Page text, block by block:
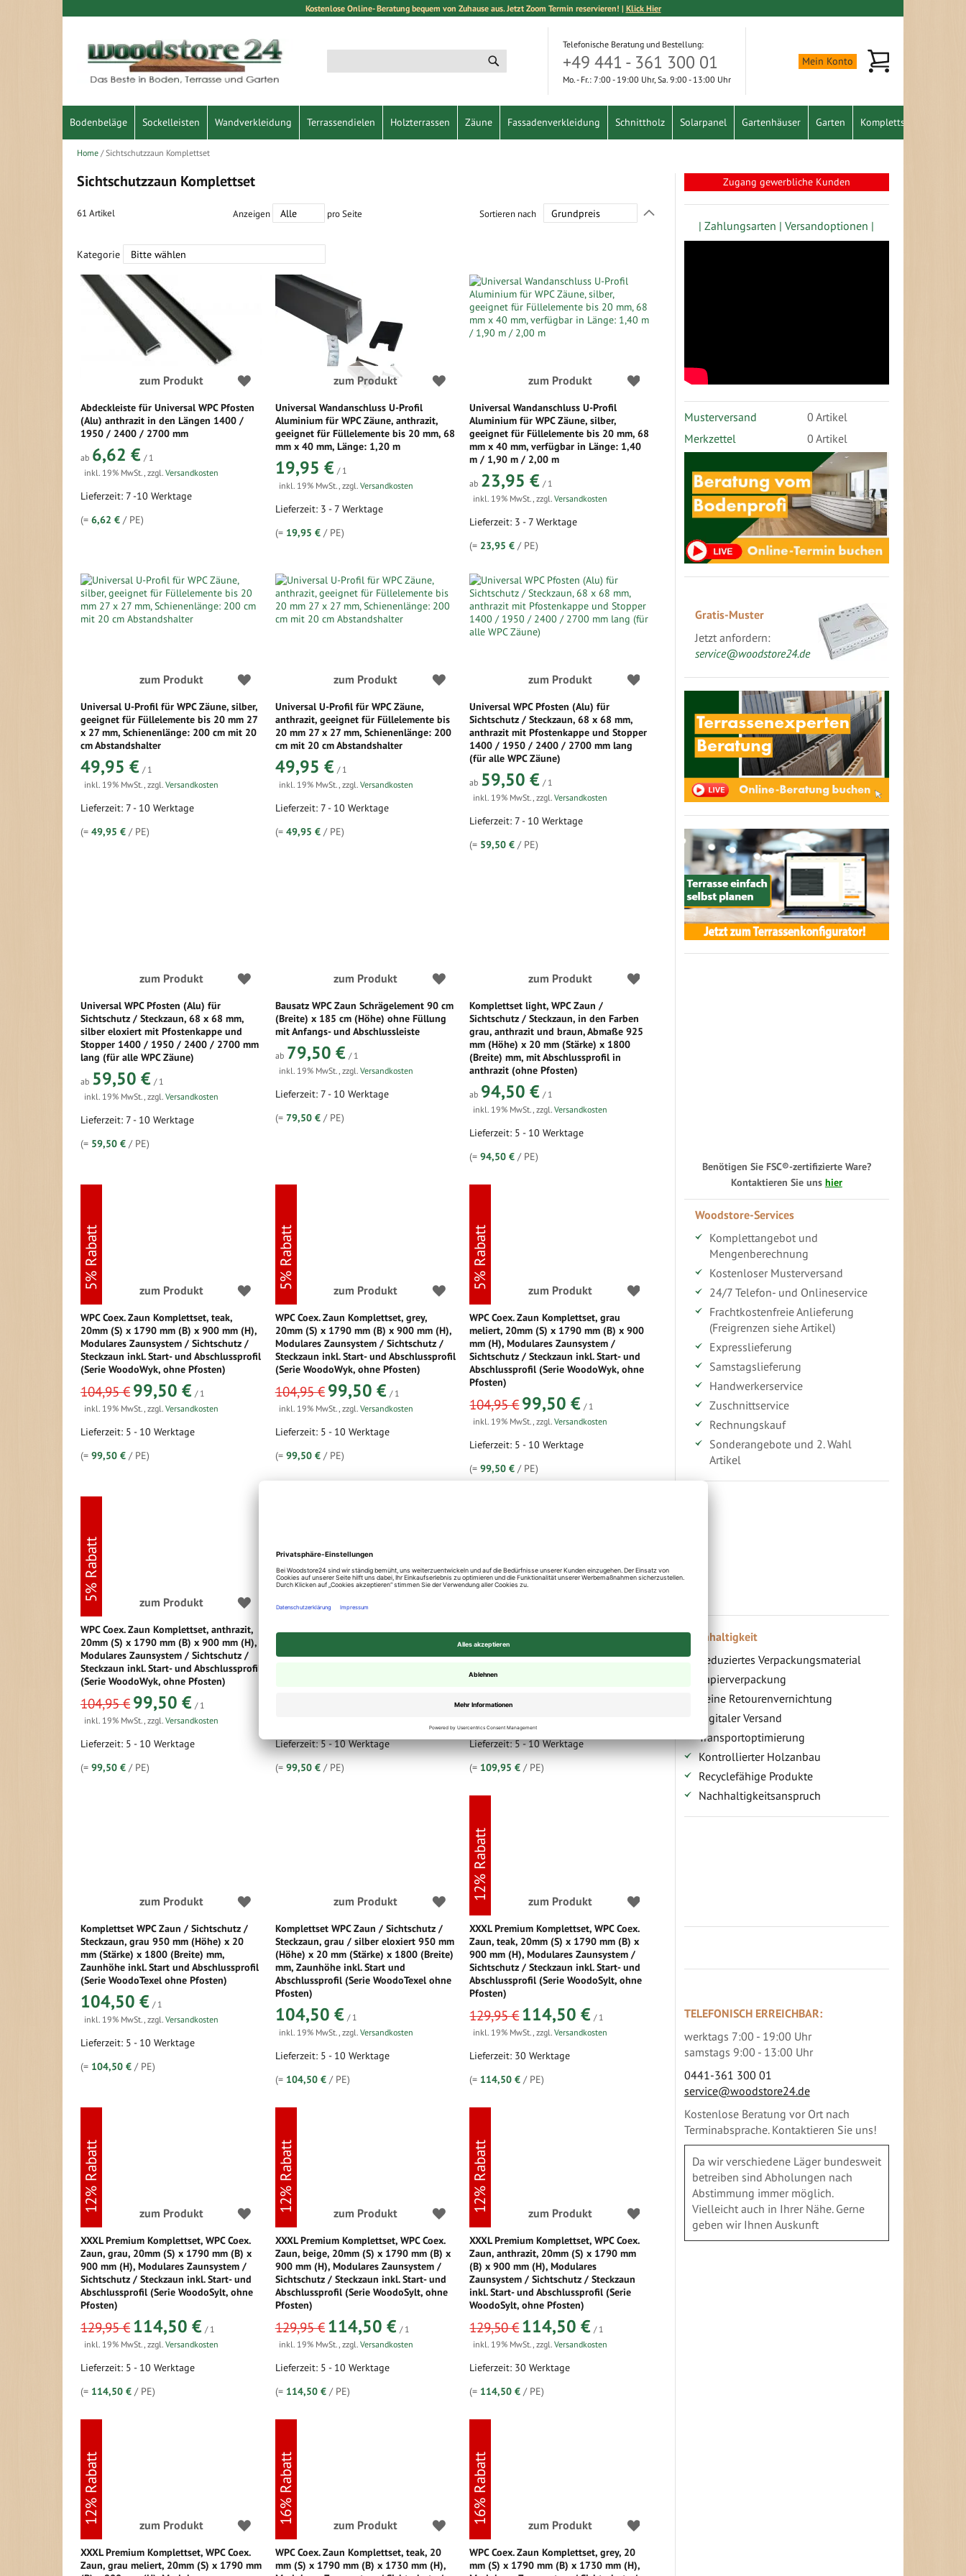
Kostenlose Online- Beratung bequem von Zuhause aus. Jetzt Zoom Termin reservieren! | Klick Hier
Inhalt
Suche
Telefonische Beratung und Bestellung:
+49 441 - 361 300 01
Mo. - Fr.: 7:00 - 19:00 Uhr, Sa. 9:00 - 13:00 Uhr
Mein Konto Mein Warenkorb
Bodenbeläge Sockelleisten Wandverkleidung Terrassendielen Holzterrassen Zäune Fassadenverkleidung Schnittholz Solarpanel Gartenhäuser Garten Komplettset
Home Sichtschutzzaun Komplettset
Sichtschutzzaun Komplettset
61 Artikel Anzeigen pro Seite Sortieren nach
absteigender
Kategorie
zum Produkt
Abdeckleiste für Universal WPC Pfosten
(Alu) anthrazit in den Längen 1400 /
1950 / 2400 / 2700 mm
ab 6,62 € / 1
inkl. 19% MwSt., zzgl. Versandkosten
Lieferzeit: 7 -10 Werktage
(= 6,62 € / PE)
zum Produkt
Universal Wandanschluss U-Profil
Aluminium für WPC Zäune, anthrazit,
geeignet für Füllelemente bis 20 mm, 68
mm x 40 mm, Länge: 1,20 m
19,95 € / 1
inkl. 19% MwSt., zzgl. Versandkosten
Lieferzeit: 3 - 7 Werktage
(= 19,95 €/ PE)
zum Produkt
Universal Wandanschluss U-Profil
Aluminium für WPC Zäune, silber,
geeignet für Füllelemente bis 20 mm, 68
mm x 40 mm, verfügbar in Länge: 1,40
m / 1,90 m / 2,00 m
ab 23,95 € / 1
inkl. 19% MwSt.,zzgl.Versandkosten
Lieferzeit: 3 - 7 Werktage
(= 23,95 € / PE)
zum Produkt
Universal U-Profil für WPC Zäune, silber,
geeignet für Füllelemente bis 20 mm 27
x 27 mm, Schienenlänge: 200 cm mit 20
cm Abstandshalter
49,95 € / 1
inkl. 19% MwSt., zzgl. Versandkosten
Lieferzeit: 7 - 10 Werktage
(= 49,95 € / PE)
zum Produkt
Universal U-Profil für WPC Zäune,
anthrazit, geeignet für Füllelemente bis
20 mm 27 x 27 mm, Schienenlänge: 200
cm mit 20 cm Abstandshalter
49,95 € / 1
inkl. 19% MwSt., zzgl. Versandkosten
Lieferzeit: 7 - 10 Werktage
(= 49,95 €/ PE)
zum Produkt
Universal WPC Pfosten (Alu) für
Sichtschutz / Steckzaun, 68 x 68 mm,
anthrazit mit Pfostenkappe und Stopper
1400 / 1950 / 2400 / 2700 mm lang
(für alle WPC Zäune)
ab 59,50 € / 1
inkl. 19% MwSt.,zzgl.Versandkosten
Lieferzeit: 7 - 10 Werktage
(= 59,50 € / PE)
zum Produkt
Universal WPC Pfosten (Alu) für
Sichtschutz / Steckzaun, 68 x 68 mm,
silber eloxiert mit Pfostenkappe und
Stopper 1400 / 1950 / 2400 / 2700 mm
lang (für alle WPC Zäune)
ab 59,50 € / 1
inkl. 19% MwSt., zzgl. Versandkosten
Lieferzeit: 7 - 10 Werktage
(= 59,50 € / PE)
zum Produkt
Bausatz WPC Zaun Schrägelement 90 cm
(Breite) x 185 cm (Höhe) ohne Füllung
mit Anfangs- und Abschlussleiste
ab 79,50 € / 1
inkl. 19% MwSt., zzgl. Versandkosten
Lieferzeit: 7 - 10 Werktage
(= 79,50 €/ PE)
zum Produkt
Komplettset light, WPC Zaun /
Sichtschutz / Steckzaun, in den Farben
grau, anthrazit und braun, Abmaße 925
mm (Höhe) x 20 mm (Stärke) x 1800
(Breite) mm, mit Abschlussprofil in
anthrazit (ohne Pfosten)
ab 94,50 € / 1
inkl. 19% MwSt.,zzgl.Versandkosten
Lieferzeit: 5 - 10 Werktage
(=94,50 € / PE)
zum Produkt
5% Rabatt
WPC Coex. Zaun Komplettset, teak,
20mm (S) x 1790 mm (B) x 900 mm (H),
Modulares Zaunsystem / Sichtschutz /
Steckzaun inkl. Start- und Abschlussprofil
(Serie WoodoWyk, ohne Pfosten)
sonderangebot
104,95 € 99,50 € / 1
inkl. 19% MwSt., zzgl. Versandkosten
Lieferzeit: 5 - 10 Werktage
(= 99,50 € / PE)
zum Produkt
5% Rabatt
WPC Coex. Zaun Komplettset, grey,
20mm (S) x 1790 mm (B) x 900 mm (H),
Modulares Zaunsystem / Sichtschutz /
Steckzaun inkl. Start- und Abschlussprofil
(Serie WoodoWyk, ohne Pfosten)
sonderangebot
104,95 € 99,50 € / 1
inkl. 19% MwSt., zzgl. Versandkosten
Lieferzeit: 5 - 10 Werktage
(= 99,50 €/ PE)
zum Produkt
5% Rabatt
WPC Coex. Zaun Komplettset, grau
meliert, 20mm (S) x 1790 mm (B) x 900
mm (H), Modulares Zaunsystem /
Sichtschutz / Steckzaun inkl. Start- und
Abschlussprofil (Serie WoodoWyk, ohne
Pfosten)
sonderangebot
104,95 €99,50 € / 1
inkl. 19% MwSt.,zzgl.Versandkosten
Lieferzeit: 5 - 10 Werktage
(=99,50 € / PE)
zum Produkt
5% Rabatt
WPC Coex. Zaun Komplettset, anthrazit,
20mm (S) x 1790 mm (B) x 900 mm (H),
Modulares Zaunsystem / Sichtschutz /
Steckzaun inkl. Start- und Abschlussprofil
(Serie WoodoWyk, ohne Pfosten)
sonderangebot
104,95 € 99,50 € / 1
inkl. 19% MwSt., zzgl. Versandkosten
Lieferzeit: 5 - 10 Werktage
(= 99,50 € / PE)
zum Produkt
5% Rabatt
WPC Coex. Zaun Komplettset, beige,
Modulares Zaunsystem / Sichtschutz /
Lieferzeit: 5 - 10 Werktage
(= 99,50 €/ PE)
WPC Pfosten (Alu) mit
Schwalbenschwanznut für Bögen und
Ecken, in anthrazit (RAL 7016) oder
Kappe und Stopper
ab 109,95 €
Lieferzeit: 5 - 10 Werktage
(= 109,95 € / PE)
zum Produkt
Komplettset WPC Zaun / Sichtschutz /
Steckzaun, grau 950 mm (Höhe) x 20
mm (Stärke) x 1800 (Breite) mm,
Zaunhöhe inkl. Start und Abschlussprofil
(Serie WoodoTexel ohne Pfosten)
104,50 € / 1
inkl. 19% MwSt., zzgl. Versandkosten
Lieferzeit: 5 - 10 Werktage
(= 104,50 € / PE)
zum Produkt
Komplettset WPC Zaun / Sichtschutz /
Steckzaun, grau / silber eloxiert 950 mm
(Höhe) x 20 mm (Stärke) x 1800 (Breite)
mm, Zaunhöhe inkl. Start und
Abschlussprofil (Serie WoodoTexel ohne
Pfosten)
104,50 € / 1
inkl. 19% MwSt., zzgl. Versandkosten
Lieferzeit: 5 - 10 Werktage
(= 104,50 €/ PE)
zum Produkt
12% Rabatt
XXXL Premium Komplettset, WPC Coex.
Zaun, teak, 20mm (S) x 1790 mm (B) x
900 mm (H), Modulares Zaunsystem /
Sichtschutz / Steckzaun inkl. Start- und
Abschlussprofil (Serie WoodoSylt, ohne
Pfosten)
sonderangebot
129,95 €114,50 € / 1
inkl. 19% MwSt.,zzgl.Versandkosten
Lieferzeit: 30 Werktage
(= 114,50 € / PE)
zum Produkt
12% Rabatt
XXXL Premium Komplettset, WPC Coex.
Zaun, grau, 20mm (S) x 1790 mm (B) x
900 mm (H), Modulares Zaunsystem /
Sichtschutz / Steckzaun inkl. Start- und
Abschlussprofil (Serie WoodoSylt, ohne
Pfosten)
sonderangebot
129,95 € 114,50 € / 1
inkl. 19% MwSt., zzgl. Versandkosten
Lieferzeit: 5 - 10 Werktage
(= 114,50 € / PE)
zum Produkt
12% Rabatt
XXXL Premium Komplettset, WPC Coex.
Zaun, beige, 20mm (S) x 1790 mm (B) x
900 mm (H), Modulares Zaunsystem /
Sichtschutz / Steckzaun inkl. Start- und
Abschlussprofil (Serie WoodoSylt, ohne
Pfosten)
sonderangebot
129,95 € 114,50 € / 1
inkl. 19% MwSt., zzgl. Versandkosten
Lieferzeit: 5 - 10 Werktage
(= 114,50 €/ PE)
zum Produkt
12% Rabatt
XXXL Premium Komplettset, WPC Coex.
Zaun, anthrazit, 20mm (S) x 1790 mm
(B) x 900 mm (H), Modulares
Zaunsystem / Sichtschutz / Steckzaun
inkl. Start- und Abschlussprofil (Serie
WoodoSylt, ohne Pfosten)
sonderangebot
129,50 €114,50 € / 1
inkl. 19% MwSt.,zzgl.Versandkosten
Lieferzeit: 30 Werktage
(= 114,50 € / PE)
zum Produkt
12% Rabatt
XXXL Premium Komplettset, WPC Coex.
Zaun, grau meliert, 20mm (S) x 1790 mm
zum Produkt
16% Rabatt
WPC Coex. Zaun Komplettset, teak, 20
mm (S) x 1790 mm (B) x 1730 mm (H),
zum Produkt
16% Rabatt
WPC Coex. Zaun Komplettset, grey, 20
mm (S) x 1790 mm (B) x 1730 mm (H),
Zugang gewerbliche Kunden
| Zahlungsarten | Versandoptionen |
Musterversand 0 Artikel
Merkzettel
0 Artikel
Gratis-Muster
Jetzt anfordern:
service@woodstore24.de
Benötigen Sie FSC®-zertifizierte Ware?
Kontaktieren Sie uns hier
Woodstore-Services
Komplettangebot und
Mengenberechnung
Kostenloser Musterversand
24/7 Telefon- und Onlineservice
Frachtkostenfreie Anlieferung
(Freigrenzen siehe Artikel)
Expresslieferung
Samstagslieferung
Handwerkerservice
Zuschnittservice
Rechnungskauf
Sonderangebote und 2. Wahl
Artikel
Nachhaltigkeit
Reduziertes Verpackungsmaterial
Papierverpackung
Keine Retourenvernichtung
Digitaler Versand
Transportoptimierung
Kontrollierter Holzanbau
Recyclefähige Produkte
Nachhaltigkeitsanspruch
TELEFONISCH ERREICHBAR:
werktags 7:00 - 19:00 Uhr
samstags 9:00 - 13:00 Uhr
0441-361 300 01
service@woodstore24.de
Kostenlose Beratung vor Ort nach
Terminabsprache. Kontaktieren Sie uns!
Da wir verschiedene Läger bundesweit
betreiben sind Abholungen nach
Abstimmung immer möglich.
Vielleicht auch in Ihrer Nähe. Gerne
geben wir Ihnen Auskunft